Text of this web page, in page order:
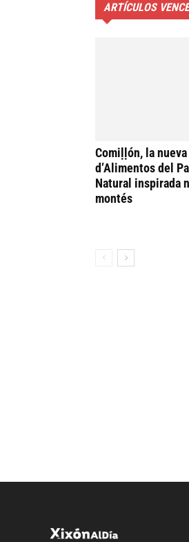
ARTÍCULOS
Comiḷḷón, la
d’Alimentos del
Natural inspirada
montés